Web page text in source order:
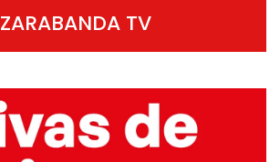
ZARABANDA TV